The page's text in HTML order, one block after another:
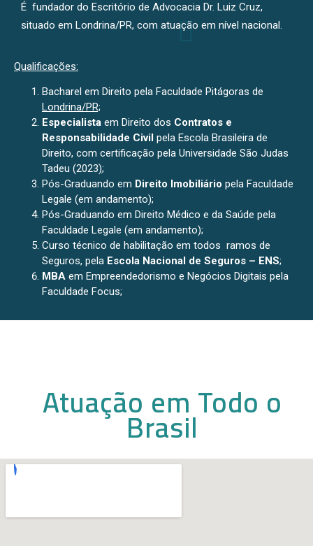
É fundador do Escritório de Advocacia Dr. Luiz Cruz,
situado em Londrina/PR, com atuação em nível nacional.
Qualificações:
Bacharel em Direito pela Faculdade Pitágoras de
Londrina/PR;
Especialista em Direito dos Contratos e
Responsabilidade Civil pela Escola Brasileira de
Direito, com certificação pela Universidade São Judas
Tadeu (2023);
Pós-Graduando em Direito Imobiliário pela Faculdade
Legale (em andamento);
Pós-Graduando em Direito Médico e da Saúde pela
Faculdade Legale (em andamento);
Curso técnico de habilitação em todos ramos de
Seguros, pela Escola Nacional de Seguros – ENS;
MBA em Empreendedorismo e Negócios Digitais pela
Faculdade Focus;
Atuação em Todo o
Brasil